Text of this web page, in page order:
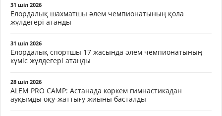
31 шіл 2026
Елордалық шахматшы әлем чемпионатының қола
жүлдегері атанды
31 шіл 2026
Елордалық спортшы 17 жасында әлем чемпионатының
күміс жүлдегері атанды
28 шіл 2026
ALEM PRO CAMP: Астанада көркем гимнастикадан
ауқымды оқу-жаттығу жиыны басталды